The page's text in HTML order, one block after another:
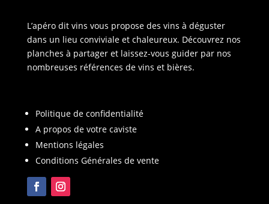
L’apéro dit vins vous propose des vins à déguster
dans un lieu conviviale et chaleureux. Découvrez nos
planches à partager et laissez-vous guider par nos
nombreuses références de vins et bières.
Politique de confidentialité
A propos de votre caviste
Mentions légales
Conditions Générales de vente